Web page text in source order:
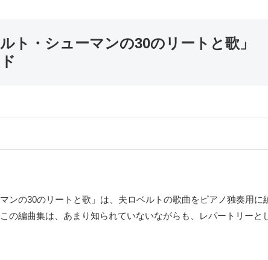
ト・シューマンの30のリートと歌」
ンの30のリートと歌」は、夫ロベルトの歌曲をピアノ独奏用に
の編曲集は、あまり知られていないながらも、レパートリーと